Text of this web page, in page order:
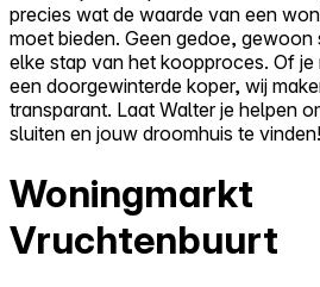
precies wat de waarde van een
moet bieden. Geen gedoe, gewoon
elke stap van het koopproces. Of
een doorgewinterde koper, wij
transparant. Laat Walter je helpen
sluiten en jouw droomhuis te vinden!
Woningmarkt
Vruchtenbuurt